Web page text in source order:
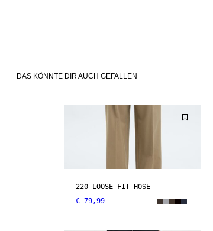
DAS KÖNNTE DIR AUCH GEFALLEN
220 LOOSE FIT HOSE
€ 79,99